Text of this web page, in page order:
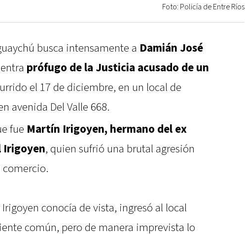
Foto: Policía de Entre Ríos
busca intensamente a Damián José
prófugo de la Justicia acusado de un
el 17 de diciembre, en un local de
avenida Del Valle 668.
fue Martín Irigoyen, hermano del ex
Irigoyen, quien sufrió una brutal agresión
conocía de vista, ingresó al local
común, pero de manera imprevista lo